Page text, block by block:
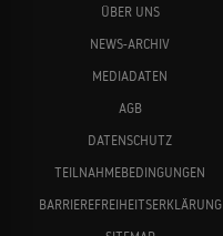
ÜBER UNS
NEWS-ARCHIV
MEDIADATEN
AGB
DATENSCHUTZ
TEILNAHMEBEDINGUNGEN
BARRIEREFREIHEITSERKLÄRUNG